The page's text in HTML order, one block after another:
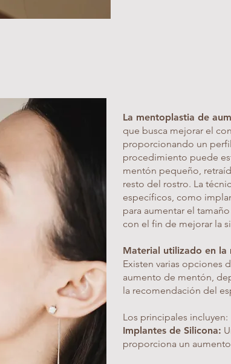
La mentoplastia de
que busca mejorar el
proporcionando un
procedimiento puede
mentón pequeño,
resto del rostro. La
específicos, como
para aumentar el
con el fin de mejorar la
Material utilizado en la
Existen varias opciones
aumento de mentón,
la recomendación del
Los principales incluyen:
Implantes de Silicona:
proporciona un